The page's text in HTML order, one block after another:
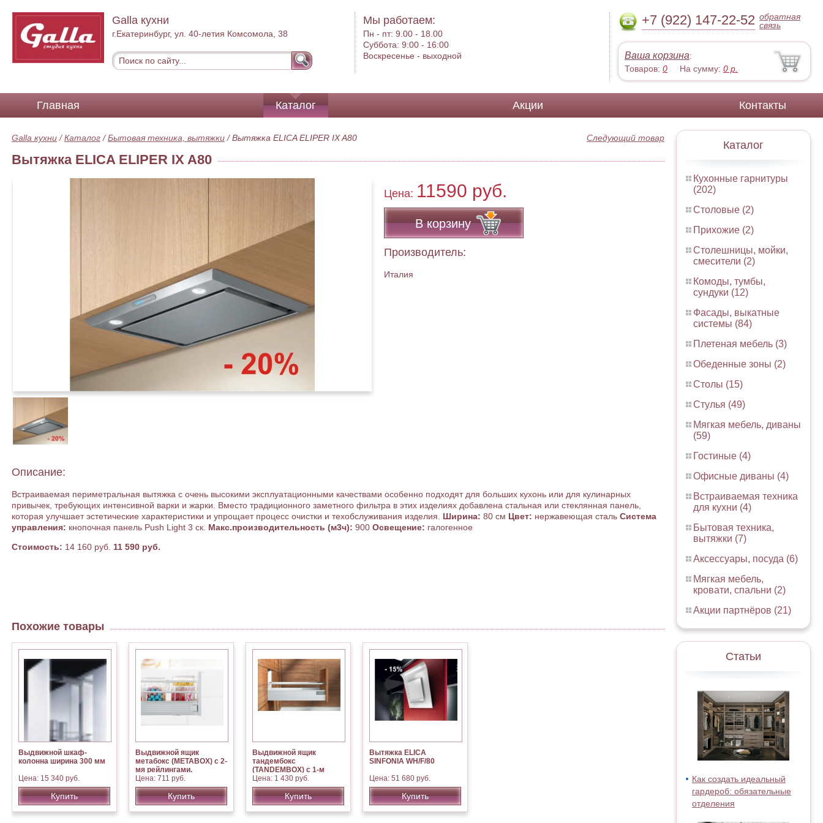
Galla кухни
г.Екатеринбург, ул. 40-летия Комсомола, 38
Мы работаем:
Пн - пт:9.00 - 18.00
Суббота:9:00 - 16:00
Воскресенье - выходной
+7 (922) 147-22-52 обратная
связь
Ваша корзина:
Товаров: 0 На сумму: 0 р.
Главная Каталог Акции Контакты
Каталог
Кухонные гарнитуры
(202)
Столовые (2)
Прихожие (2)
Столешницы, мойки,
смесители (2)
Комоды, тумбы,
сундуки (12)
Фасады, выкатные
системы (84)
Плетеная мебель (3)
Обеденные зоны (2)
Столы (15)
Стулья (49)
Мягкая мебель, диваны
(59)
Гостиные (4)
Офисные диваны (4)
Встраиваемая техника
для кухни (4)
Бытовая техника,
вытяжки (7)
Аксессуары, посуда (6)
Мягкая мебель,
кровати, спальни (2)
Акции партнёров (21)
Статьи
Как создать идеальный
гардероб: обязательные
отделения
Следующий товар
Galla кухни /Каталог /Бытовая техника, вытяжки /Вытяжка ELICA ELIPER IX A80
Вытяжка ELICA ELIPER IX A80
Цена: 11590 руб.
В корзину
Производитель:
Италия
Описание:
Встраиваемая периметральная вытяжка с очень высокими эксплуатационными качествами особенно подходят для больших кухонь или для кулинарных
привычек, требующих интенсивной варки и жарки. Вместо традиционного заметного фильтра в этих изделиях добавлена стальная или стеклянная панель,
которая улучшает эстетические характеристики и упрощает процесс очистки и техобслуживания изделия. Ширина: 80 см Цвет: нержавеющая сталь Система
управления: кнопочная панель Push Light 3 ск. Макс.производительность (м3ч): 900 Освещение: галогенное
Стоимость: 14 160 руб. 11 590 руб.
Похожие товары
Выдвижной шкаф-
колонна ширина 300 мм
Цена: 15 340 руб.
Купить
Выдвижной ящик
метабокс (METABOX) с 2-
мя рейлингами.
Производитель BLUM
(Австрия)
Цена: 711 руб.
Купить
Выдвижной ящик
тандембокс
(TANDEMBOX) с 1-м
рейлингом.
Производитель BLUM
(Австрия)
Цена: 1 430 руб.
Купить
Вытяжка ELICA
SINFONIA WH/F/80
Цена: 51 680 руб.
Купить